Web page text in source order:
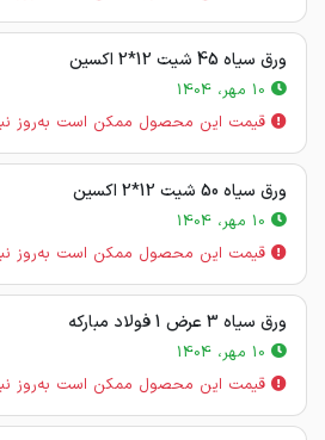
ورق سیاه 45 شیت 12*2 اکسین
قیمت این محصول ممکن است به‌روز
ورق سیاه 50 شیت 12*2 اکسین
قیمت این محصول ممکن است به‌روز
ورق سیاه 3 عرض 1 فولاد مبارکه
قیمت این محصول ممکن است به‌روز